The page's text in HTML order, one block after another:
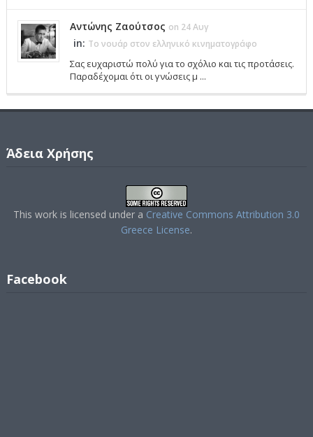
Αντώνης Ζαούτσος on 24 Αυγ
in: Το νουάρ στον ελληνικό κινηματογράφο
Σας ευχαριστώ πολύ για το σχόλιο και τις προτάσεις.
Παραδέχομαι ότι οι γνώσεις μ ...
Άδεια Χρήσης
This work is licensed under a Creative Commons Attribution 3.0
Greece License.
Facebook